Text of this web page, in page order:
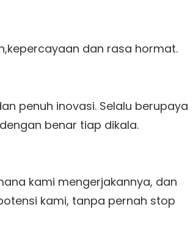
dan rasa hormat.
penuh inovasi. Selalu berupaya
benar tiap dikala.
kami mengerjakannya, dan
kami, tanpa pernah stop